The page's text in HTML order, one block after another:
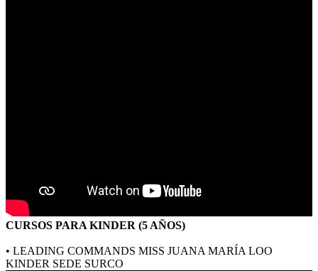
CURSOS PARA KINDER (5 AÑOS)
• LEADING COMMANDS MISS JUANA MARÍA LOO
KINDER SEDE SURCO